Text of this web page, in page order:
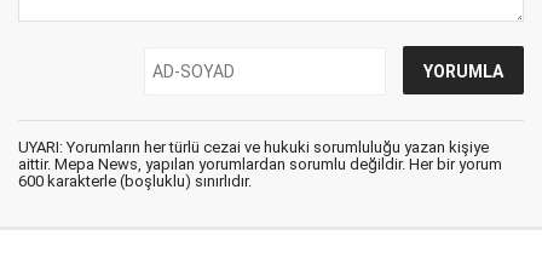
UYARI: Yorumların her türlü cezai ve hukuki sorumluluğu yazan kişiye
aittir. Mepa News, yapılan yorumlardan sorumlu değildir. Her bir yorum
600 karakterle (boşluklu) sınırlıdır.